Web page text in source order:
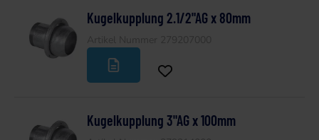
Kugelkupplung 2.1/2"AG x 80mm
Kugelkupplung 3"AG x 100mm